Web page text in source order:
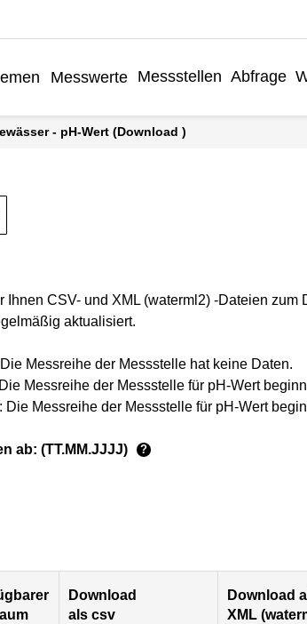
Messwerte Messstellen Abfrage
- pH-Wert (Download )
Ihnen CSV- und XML (waterml2) -Dateien zum
aktualisiert.
Messreihe der Messstelle hat keine Daten.
Messreihe der Messstelle für pH-Wert
Die Messreihe der Messstelle für pH-Wert
ab: (TT.MM.JJJJ) ?
Download
als csv
Download
XML